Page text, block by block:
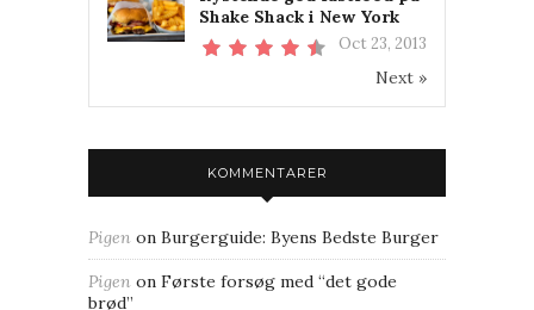
Shake Shack i New York
Oct 23, 2013
Next »
KOMMENTARER
Pigen on Burgerguide: Byens Bedste Burger
Pigen on Første forsøg med “det gode
brød”